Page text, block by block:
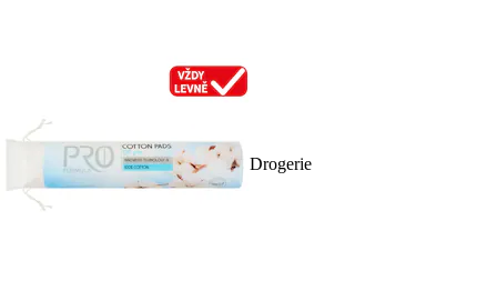
Drogerie